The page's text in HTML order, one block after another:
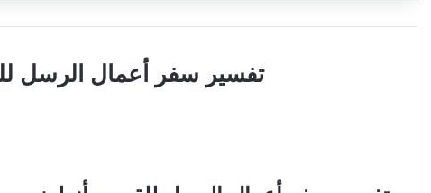
تفسير سفر أعمال الرسل